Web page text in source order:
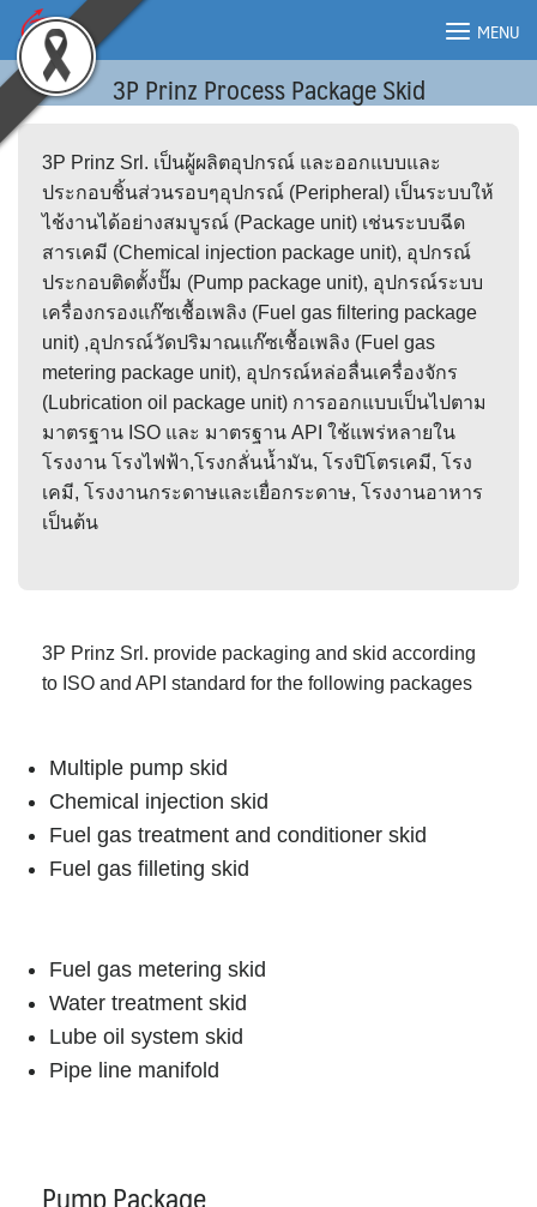
Skip
content
MENU
MENU
3P Prinz Process Package Skid
3P Prinz Srl. เป็นผู้ผลิตอุปกรณ์ และออกแบบและ
ประกอบชิ้นส่วนรอบๆอุปกรณ์ (Peripheral) เป็นระบบให้
ไช้งานได้อย่างสมบูรณ์ (Package unit) เช่นระบบฉีด
สารเคมี (Chemical injection package unit), อุปกรณ์
ประกอบติดตั้งปั๊ม (Pump package unit), อุปกรณ์ระบบ
เครื่องกรองแก๊ซเชื้อเพลิง (Fuel gas filtering package
unit) ,อุปกรณ์วัดปริมาณแก๊ซเชื้อเพลิง (Fuel gas
metering package unit), อุปกรณ์หล่อลื่นเครื่องจักร
(Lubrication oil package unit) การออกแบบเป็นไปตาม
มาตรฐาน ISO และ มาตรฐาน API ใช้แพร่หลายใน
โรงงาน โรงไฟฟ้า,โรงกลั่นน้ำมัน, โรงปิโตรเคมี, โรง
เคมี, โรงงานกระดาษและเยื่อกระดาษ, โรงงานอาหาร
เป็นต้น
3P Prinz Srl. provide packaging and skid according
to ISO and API standard for the following packages
Multiple pump skid
Chemical injection skid
Fuel gas treatment and conditioner skid
Fuel gas filleting skid
Fuel gas metering skid
Water treatment skid
Lube oil system skid
Pipe line manifold
Pump Package